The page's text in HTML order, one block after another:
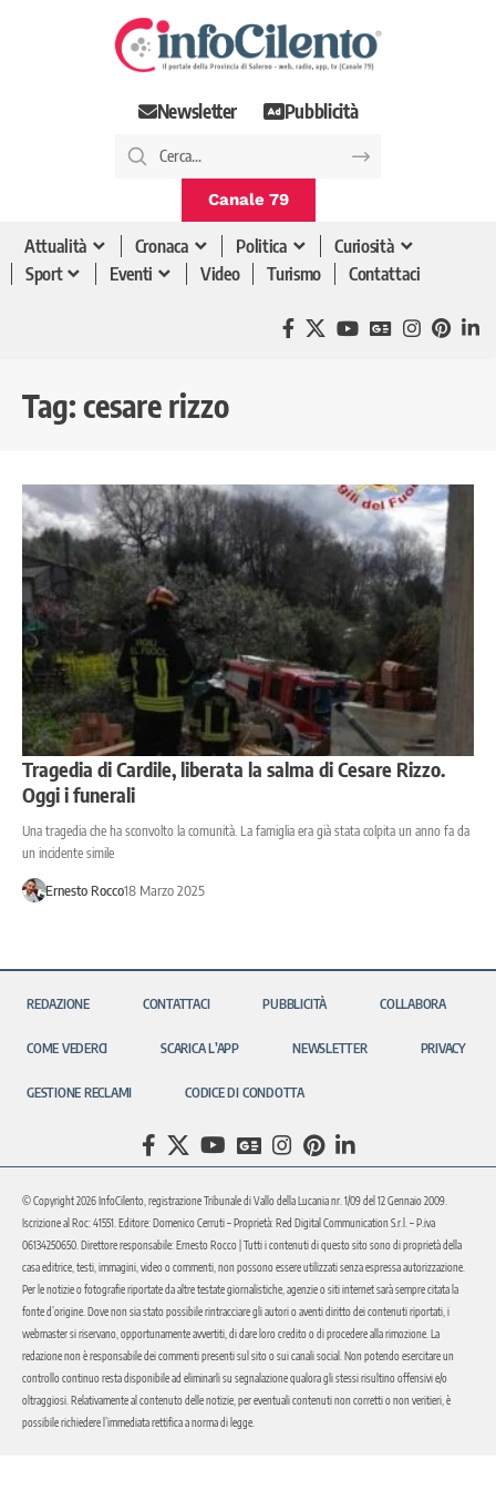
Newsletter Pubblicità
Canale 79
Attualità Cronaca Politica
Curiosità
Sport
Eventi Video Turismo Contattaci
Tag: cesare rizzo
Tragedia di Cardile, liberata la salma di Cesare Rizzo.
Oggi i funerali
Una tragedia che ha sconvolto la comunità. La famiglia era già stata colpita un anno fa da
un incidente simile
Ernesto Rocco18 Marzo 2025
REDAZIONE CONTATTACI PUBBLICITÀ COLLABORA
COME VEDERCI SCARICA L’APP NEWSLETTER PRIVACY
GESTIONE RECLAMI CODICE DI CONDOTTA
© Copyright 2026 InfoCilento, registrazione Tribunale di Vallo della Lucania nr. 1/09 del 12 Gennaio 2009.
Iscrizione al Roc: 41551. Editore: Domenico Cerruti – Proprietà: Red Digital Communication S.r.l. – P.iva
06134250650. Direttore responsabile: Ernesto Rocco | Tutti i contenuti di questo sito sono di proprietà della
casa editrice, testi, immagini, video o commenti, non possono essere utilizzati senza espressa autorizzazione.
Per le notizie o fotografie riportate da altre testate giornalistiche, agenzie o siti internet sarà sempre citata la
fonte d’origine. Dove non sia stato possibile rintracciare gli autori o aventi diritto dei contenuti riportati, i
webmaster si riservano, opportunamente avvertiti, di dare loro credito o di procedere alla rimozione. La
redazione non è responsabile dei commenti presenti sul sito o sui canali social. Non potendo esercitare un
controllo continuo resta disponibile ad eliminarli su segnalazione qualora gli stessi risultino offensivi e/o
oltraggiosi. Relativamente al contenuto delle notizie, per eventuali contenuti non corretti o non veritieri, è
possibile richiedere l’immediata rettifica a norma di legge.